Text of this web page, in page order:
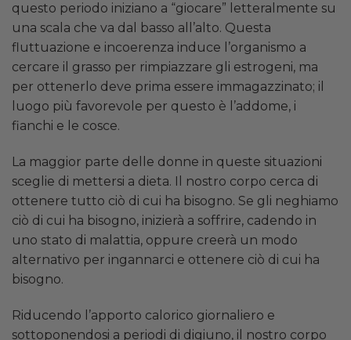
questo periodo iniziano a “giocare” letteralmente su
una scala che va dal basso all’alto. Questa
fluttuazione e incoerenza induce l’organismo a
cercare il grasso per rimpiazzare gli estrogeni, ma
per ottenerlo deve prima essere immagazzinato; il
luogo più favorevole per questo è l’addome, i
fianchi e le cosce.
La maggior parte delle donne in queste situazioni
sceglie di mettersi a dieta. Il nostro corpo cerca di
ottenere tutto ciò di cui ha bisogno. Se gli neghiamo
ciò di cui ha bisogno, inizierà a soffrire, cadendo in
uno stato di malattia, oppure creerà un modo
alternativo per ingannarci e ottenere ciò di cui ha
bisogno.
Riducendo l’apporto calorico giornaliero e
sottoponendosi a periodi di digiuno, il nostro corpo